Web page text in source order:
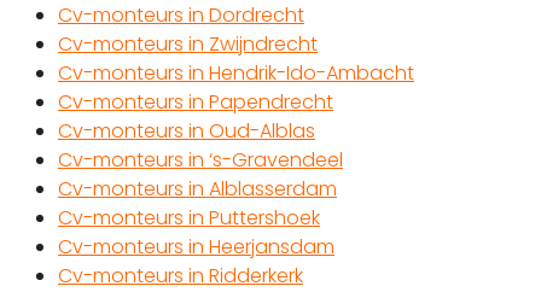
Cv-monteurs in Dordrecht
Cv-monteurs in Zwijndrecht
Cv-monteurs in Hendrik-Ido-Ambacht
Cv-monteurs in Papendrecht
Cv-monteurs in Oud-Alblas
Cv-monteurs in ‘s-Gravendeel
Cv-monteurs in Alblasserdam
Cv-monteurs in Puttershoek
Cv-monteurs in Heerjansdam
Cv-monteurs in Ridderkerk